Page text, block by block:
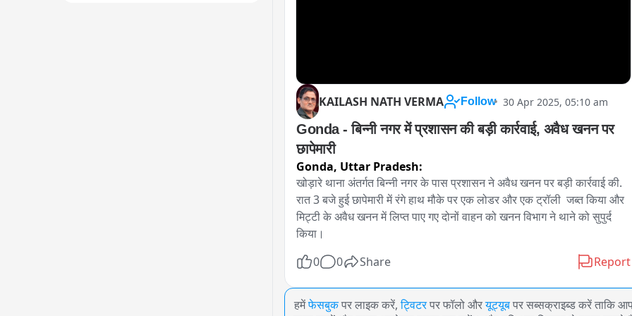
KAILASH NATH VERMA Follow 30 Apr 2025, 05:10 am
Gonda - बिन्नी नगर में प्रशासन की बड़ी कार्रवाई, अवैध खनन पर
छापेमारी
Gonda, Uttar Pradesh:
खोड़ारे थाना अंतर्गत बिन्नी नगर के पास प्रशासन ने अवैध खनन पर बड़ी कार्रवाई की.
रात 3 बजे हुई छापेमारी में रंगे हाथ मौके पर एक लोडर और एक ट्रॉली  जब्त किया और
मिट्टी के अवैध खनन में लिप्त पाए गए दोनों वाहन को खनन विभाग ने थाने को सुपुर्द
किया।
0
0 Share Report
हमेंफेसबुक पर लाइक करें, ट्विटर पर फॉलो औरयूट्यूब पर सब्सक्राइब्ड करें ताकि